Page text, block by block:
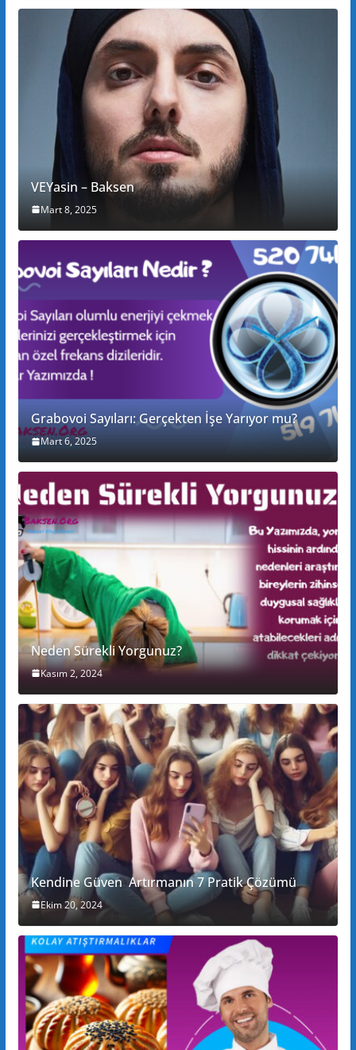
VEYasin – Baksen
Mart 8, 2025
Grabovoi Sayıları: Gerçekten İşe Yarıyor mu?
Mart 6, 2025
Neden Sürekli Yorgunuz?
Kasım 2, 2024
Kendine Güven Artırmanın 7 Pratik Çözümü
Ekim 20, 2024